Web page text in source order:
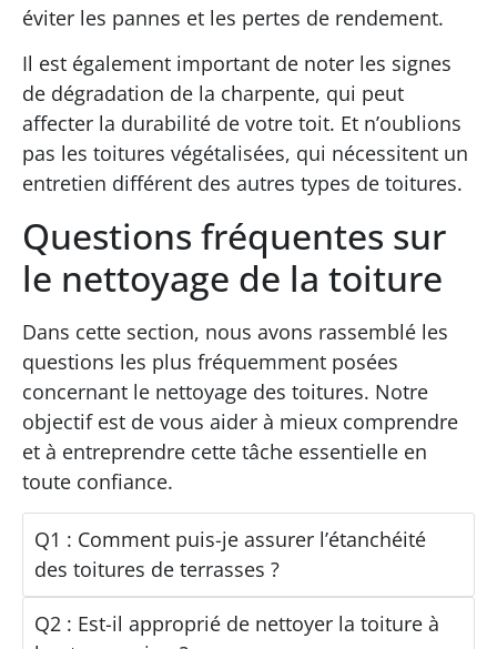
éviter les pannes et les pertes de rendement.
Il est également important de noter les signes
de dégradation de la charpente, qui peut
affecter la durabilité de votre toit. Et n’oublions
pas les toitures végétalisées, qui nécessitent un
entretien différent des autres types de toitures.
Questions fréquentes sur
le nettoyage de la toiture
Dans cette section, nous avons rassemblé les
questions les plus fréquemment posées
concernant le nettoyage des toitures. Notre
objectif est de vous aider à mieux comprendre
et à entreprendre cette tâche essentielle en
toute confiance.
Q1 : Comment puis-je assurer l’étanchéité
des toitures de terrasses ?
Q2 : Est-il approprié de nettoyer la toiture à